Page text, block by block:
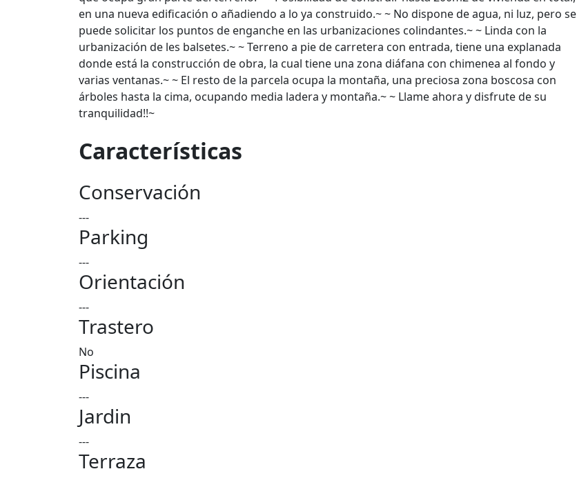
en una nueva edificación o añadiendo a lo ya construido.~ ~ No dispone de agua, ni luz, pero se
puede solicitar los puntos de enganche en las urbanizaciones colindantes.~ ~ Linda con la
urbanización de les balsetes.~ ~ Terreno a pie de carretera con entrada, tiene una explanada
donde está la construcción de obra, la cual tiene una zona diáfana con chimenea al fondo y
varias ventanas.~ ~ El resto de la parcela ocupa la montaña, una preciosa zona boscosa con
árboles hasta la cima, ocupando media ladera y montaña.~ ~ Llame ahora y disfrute de su
tranquilidad!!~
Características
Conservación
---
Parking
---
Orientación
---
Trastero
No
Piscina
---
Jardin
---
Terraza